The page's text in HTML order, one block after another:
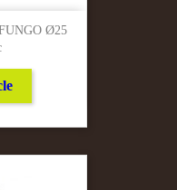
Ø25